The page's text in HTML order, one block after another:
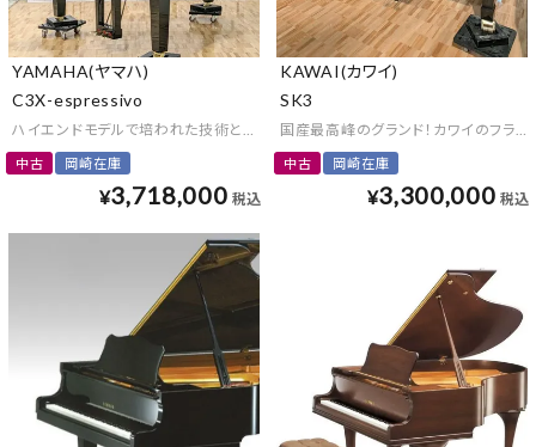
YAMAHA(ヤマハ)
C3X-espressivo
ハイエンドモデルで培われた技術と厳選されたこだわりの素材を結集
中古 岡崎在庫
¥3,718,000 税込
KAWAI(カワイ)
SK3
国産最高峰のグランド！カワイのフラグ
中古 岡崎在庫
¥3,300,000 税込